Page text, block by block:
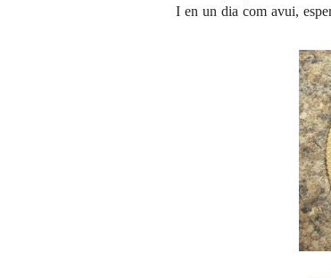
I en un dia com avui,